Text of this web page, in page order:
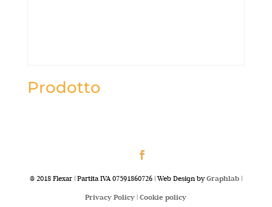
Prodotto
@ 2018 Flexar | Partita IVA 07591860726 | Web Design byGraphlab|
Privacy Policy |Cookie policy